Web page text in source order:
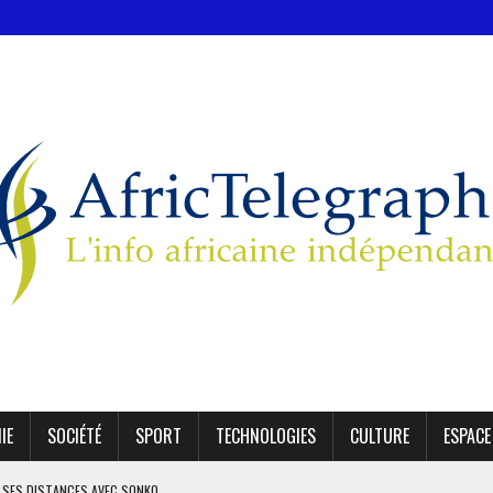
SOCIÉTÉ SPORT TECHNOLOGIES CULTURE